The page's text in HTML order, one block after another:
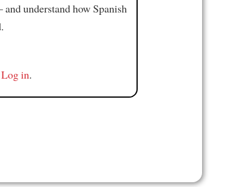
understand how Spanish
Log in.